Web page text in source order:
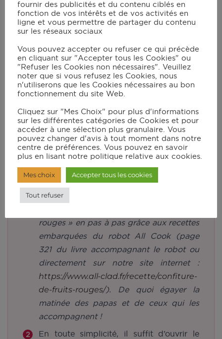
1 croissant
1 tranche de jambon
du comté ou du gruyère râpé
Instructions
Il s’agit ici de vous proposer une
composition simple et gourmande
réalisée à la fois avec le grill autosense et
le robot All Cook (DUO Parfait ). Vous
pourrez donc suivre nos instructions
pour la réalisation d’un croissant salé
juste en dessous mais également réaliser
rouges » en pas à pas grâce aux recettes
embarquées du robot All Cook (page
321 du livre accompagnant le robot ou
directement sur notre site internet :
https://www.all-clad.fr/recette/confiture-
de-fruits-rouges/). De quoi égayer la
matinée des papas et de ceux qui les
accompagnent !
En toute simplicité, il suffit d’ouvrir le
fournir des publicités et du contenu ciblés en
fonction de vos intérêts et de vos activités en
ligne et vous permettre de partager du contenu
sur les réseaux sociaux
Vous pouvez accepter ou refuser ce qui précède
en cliquant sur "Accepter tous les Cookies" ou
"Refuser les Cookies non nécessaires". Veuillez
noter que si vous refusez les Cookies, nous
n'utiliserons que les Cookies nécessaires au bon
fonctionnement du site Web.
Cliquez sur "Mes Choix" pour plus d'informations
sur les différentes catégories de Cookies et pour
accéder à une sélection plus granulaire. Vous
pouvez changer d'avis à tout moment dans notre
centre de préférences. Vous pouvez en savoir
plus en lisant notre politique relative aux cookies.
Mes choix Accepter tous les cookies
Tout refuser